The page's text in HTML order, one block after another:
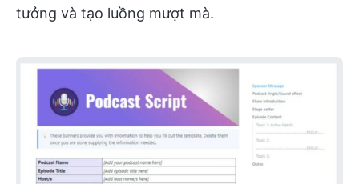
tưởng và tạo luồng mượt mà.